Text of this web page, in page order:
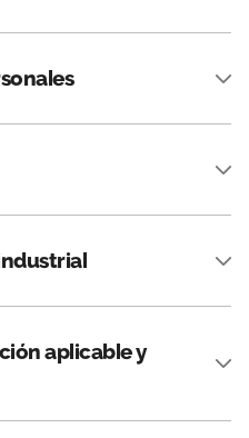
aplicable y